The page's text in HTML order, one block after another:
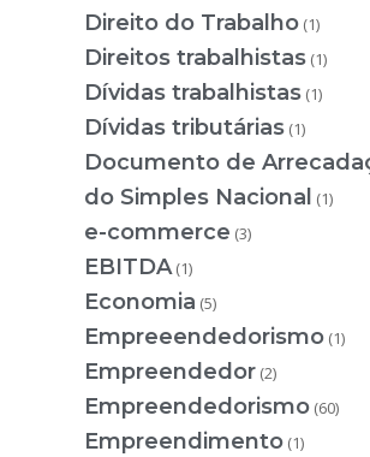
Direito do Trabalho (1)
Direitos trabalhistas (1)
Dívidas trabalhistas (1)
Dívidas tributárias (1)
Documento de
do Simples Nacional (1)
e-commerce (3)
EBITDA (1)
Economia (5)
Empreeendedorismo (1)
Empreendedor (2)
Empreendedorismo (60)
Empreendimento (1)